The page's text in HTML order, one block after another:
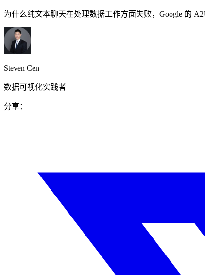
为什么纯文本聊天在处理数据工作方面失败，Google 的
Steven Cen
数据可视化实践者
分享：